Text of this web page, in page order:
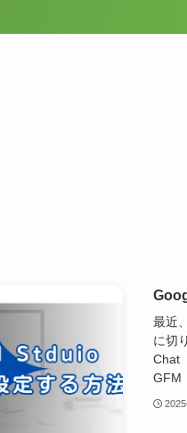
最近
に切
Chat
GFM